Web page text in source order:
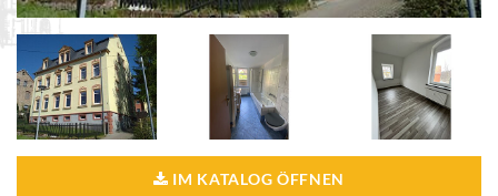
IM KATALOG ÖFFNEN